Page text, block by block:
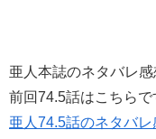
亜人本誌のネタバレ感
前回74.5話はこちらで
亜人74.5話のネタバレ